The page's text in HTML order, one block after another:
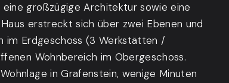
großzügige Architektur sowie eine
erstreckt sich über zwei Ebenen und
im Erdgeschoss (3 Werkstätten /
Wohnbereich im Obergeschoss.
in Grafenstein, wenige Minuten